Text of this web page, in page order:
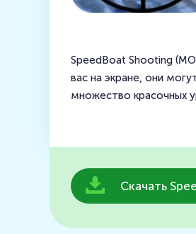
SpeedBoat Shooting
вас на экране, они
множество красочных
Скачать